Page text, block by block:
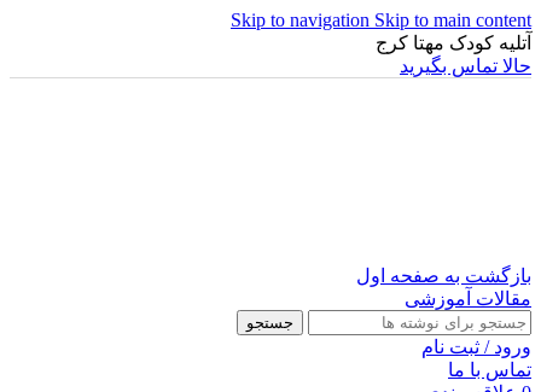
Skip to navigation Skip to main content
آتلیه کودک مهتا کرج
حالا تماس بگیرید
بازگشت به صفحه اول
مقالات آموزشی
جستجو
ورود / ثبت نام
تماس با ما